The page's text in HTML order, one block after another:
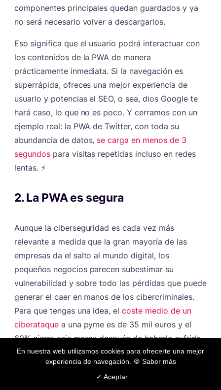
componentes principales quedan guardados y ya
no será necesario volver a descargarlos.
Eso significa que el usuario podrá interactuar con
los contenidos de la PWA de manera
prácticamente inmediata. Si la navegación es
superrápida, ofreces una mejor experiencia de
usuario y potencias el SEO, o sea, dios Google te
hará caso, lo que no es poco. Y cerramos con un
ejemplo real: la PWA de Twitter, con toda su
abundancia de datos, se carga en menos de 3
segundospara visitas repetidas incluso en redes
lentas. ⚡️
2. La PWA es segura
Aunque la ciberseguridad es cada vez más
relevante a medida que la gran mayoría de las
empresas da el salto al mundo digital, los
pequeños negocios parecen subestimar su
vulnerabilidad y sobre todo las pérdidas que puede
generar el caer en manos de los cibercriminales.
Para que tengas una idea, elcoste medio de un
ciberataquea una pyme es de 35 mil euros y el
60% cierra seis meses después de haberlo sufrido.
¡Vaya bajón!
Pero tranquil@, porque en la PWA, la seguridad ya
En nuestra web utilizamos cookies para ofrecerte una mejor
experiencia de navegación. 🍪 Saber más
✓ Aceptar